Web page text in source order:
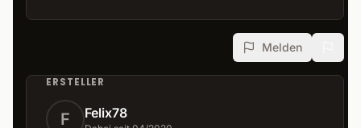
Melden
ERSTELLER
F Felix78